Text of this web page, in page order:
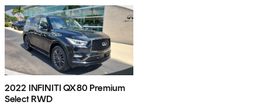
2022 INFINITI QX80 Premium
Select RWD